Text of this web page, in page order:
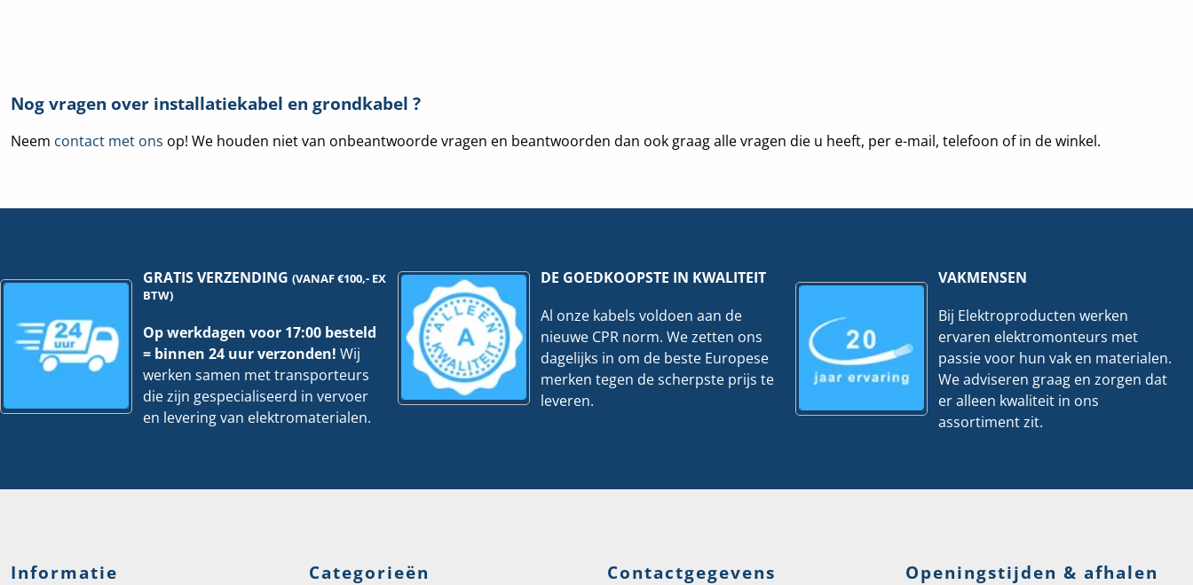
Nog vragen over installatiekabel en grondkabel ?
Neem contact met ons op! We houden niet van onbeantwoorde vragen en beantwoorden dan ook graag alle vragen die u heeft, per e-mail, telefoon of in de winkel.
GRATIS VERZENDING(VANAF €100,- EX
BTW)
Op werkdagen voor 17:00 besteld
= binnen 24 uur verzonden! Wij
werken samen met transporteurs
die zijn gespecialiseerd in vervoer
en levering van elektromaterialen.
DE GOEDKOOPSTE IN KWALITEIT
Al onze kabels voldoen aan de
nieuwe CPR norm. We zetten ons
dagelijks in om de beste Europese
merken tegen de scherpste prijs te
leveren.
VAKMENSEN
Bij Elektroproducten werken
ervaren elektromonteurs met
passie voor hun vak en materialen.
We adviseren graag en zorgen dat
er alleen kwaliteit in ons
assortiment zit.
Informatie Categorieën Contactgegevens Openingstijden & afhalen